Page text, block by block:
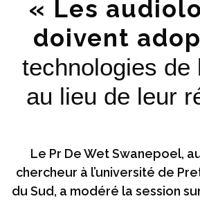
« Les
doivent
technologies de
au lieu de leur
Le Pr De Wet Swanepoel,
chercheur à l’université de
du Sud, a modéré la session